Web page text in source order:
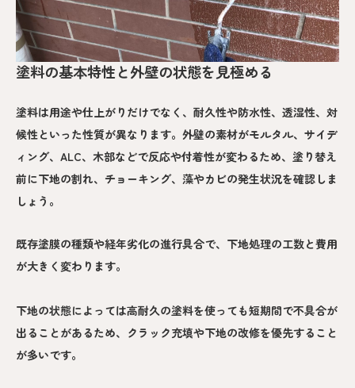
塗料の基本特性と外壁の状態を見極める
塗料は用途や仕上がりだけでなく、耐久性や防水性、透湿性、対
候性といった性質が異なります。外壁の素材がモルタル、サイデ
ィング、ALC、木部などで反応や付着性が変わるため、塗り替え
前に下地の割れ、チョーキング、藻やカビの発生状況を確認しま
しょう。
既存塗膜の種類や経年劣化の進行具合で、下地処理の工数と費用
が大きく変わります。
下地の状態によっては高耐久の塗料を使っても短期間で不具合が
出ることがあるため、クラック充填や下地の改修を優先すること
が多いです。